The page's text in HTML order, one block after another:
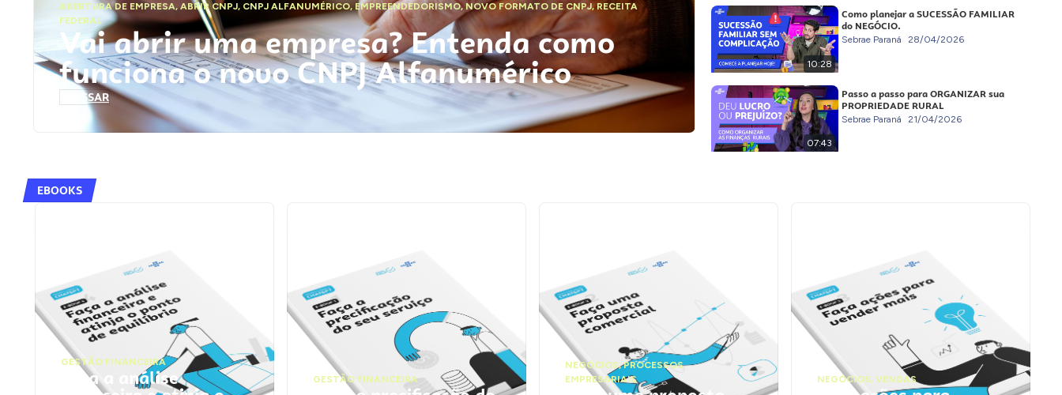
ABERTURA DE EMPRESA,ABRIR CNPJ, CNPJ ALFANUMÉRICO, EMPREENDEDORISMO,NOVO FORMATO DE CNPJ,RECEITA
FEDERAL
Vai abrir uma empresa? Entenda como
funciona o novo CNPJ Alfanumérico
ACESSAR
10:28
Como planejar a SUCESSÃO FAMILIAR
do NEGÓCIO.
Sebrae Paraná 28/04/2026
07:43
Passo a passo para ORGANIZAR sua
PROPRIEDADE RURAL
Sebrae Paraná 21/04/2026
EBOOKS
GESTÃO FINANCEIRA
Faça a análise GESTÃO FINANCEIRA
NEGÓCIOS,PROCESSOS
EMPRESARIAIS
NEGÓCIOS, VENDAS